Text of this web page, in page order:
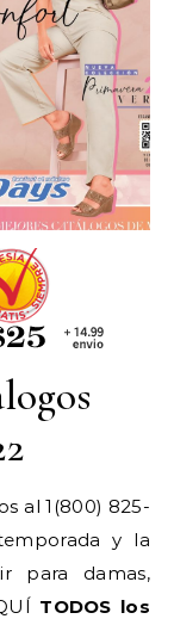
al 1(800) 825-
y la
para damas,
TODOS los